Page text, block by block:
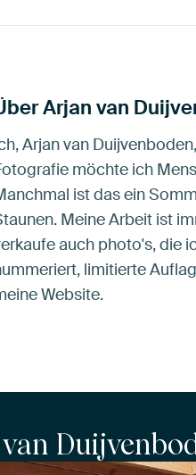
Arjan van
Arjan van
möchte ich
ist das ein
Meine Arbeit ist
auch photo's, die
limitierte
Website.